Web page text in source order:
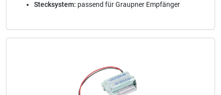
Stecksystem: passend für Graupner Empfänger